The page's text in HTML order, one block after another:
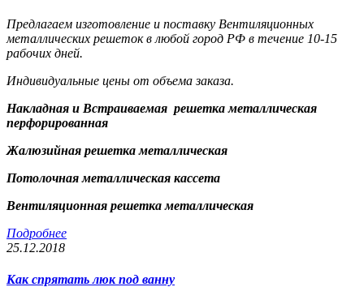
Предлагаем изготовление и поставку Вентиляционных
металлических решеток в любой город РФ в течение 10-15
рабочих дней.
Индивидуальные цены от объема заказа.
Накладная и Встраиваемая решетка металлическая
перфорированная
Жалюзийная решетка металлическая
Потолочная металлическая кассета
Вентиляционная решетка металлическая
Подробнее
25.12.2018
Как спрятать люк под ванну